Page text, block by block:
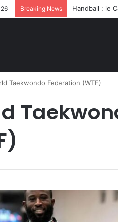
Breaking News
Taekwondo Federation (WTF)